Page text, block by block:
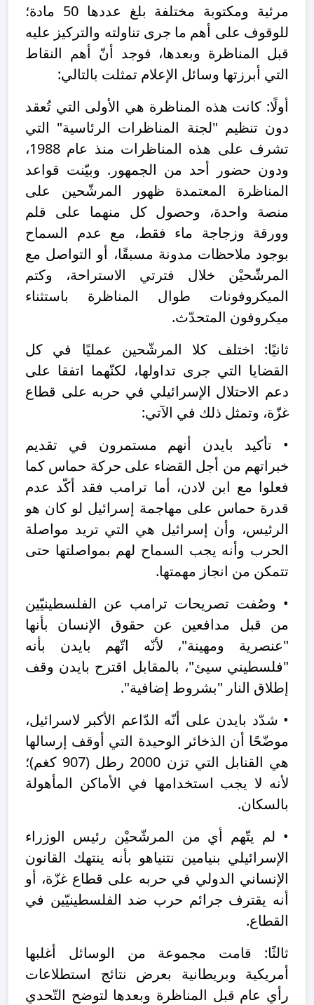
مرئية ومكتوبة مختلفة بلغ عددها 50 مادة؛
للوقوف على أهم ما جرى تناولته والتركيز عليه
قبل المناظرة وبعدها، فوجد أنّ أهم النقاط
التي أبرزتها وسائل الإعلام تمثلت بالتالي:
أولًا: كانت هذه المناظرة هي الأولى التي تُعقد
دون تنظيم "لجنة المناظرات الرئاسية" التي
تشرف على هذه المناظرات منذ عام 1988،
ودون حضور أحد من الجمهور. وبيّنت قواعد
المناظرة المعتمدة ظهور المرشّحين على
منصة واحدة، وحصول كل منهما على قلم
وورقة وزجاجة ماء فقط، مع عدم السماح
بوجود ملاحظات مدونة مسبقًا، أو التواصل مع
المرشّحيْن خلال فترتي الاستراحة، وكتم
الميكروفونات طوال المناظرة باستثناء
ميكروفون المتحدّث.
ثانيًا: اختلف كلا المرشّحين عمليًا في كل
القضايا التي جرى تداولها، لكنّهما اتفقا على
دعم الاحتلال الإسرائيلي في حربه على قطاع
غزّة، وتمثل ذلك في الآتي:
• تأكيد بايدن أنهم مستمرون في تقديم
خبراتهم من أجل القضاء على حركة حماس كما
فعلوا مع ابن لادن، أما ترامب فقد أكّد عدم
قدرة حماس على مهاجمة إسرائيل لو كان هو
الرئيس، وأن إسرائيل هي التي تريد مواصلة
الحرب وأنه يجب السماح لهم بمواصلتها حتى
تتمكن من انجاز مهمتها.
• وصُفت تصريحات ترامب عن الفلسطينيّين
من قبل مدافعين عن حقوق الإنسان بأنها
"عنصرية ومهينة"، لأنّه اتّهم بايدن بأنه
"فلسطيني سيئ"، بالمقابل اقترح بايدن وقف
إطلاق النار "بشروط إضافية".
• شدّد بايدن على أنّه الدّاعم الأكبر لاسرائيل،
موضّحًا أن الذخائر الوحيدة التي أوقف إرسالها
هي القنابل التي تزن 2000 رطل (907 كغم)؛
لأنه لا يجب استخدامها في الأماكن المأهولة
بالسكان.
• لم يتّهم أي من المرشّحيْن رئيس الوزراء
الإسرائيلي بنيامين نتنياهو بأنه ينتهك القانون
الإنساني الدولي في حربه على قطاع غزّة، أو
أنه يقترف جرائم حرب ضد الفلسطينيّين في
القطاع.
ثالثًا: قامت مجموعة من الوسائل أغلبها
أمريكية وبريطانية بعرض نتائج استطلاعات
رأي عام قبل المناظرة وبعدها لتوضح التّحدي